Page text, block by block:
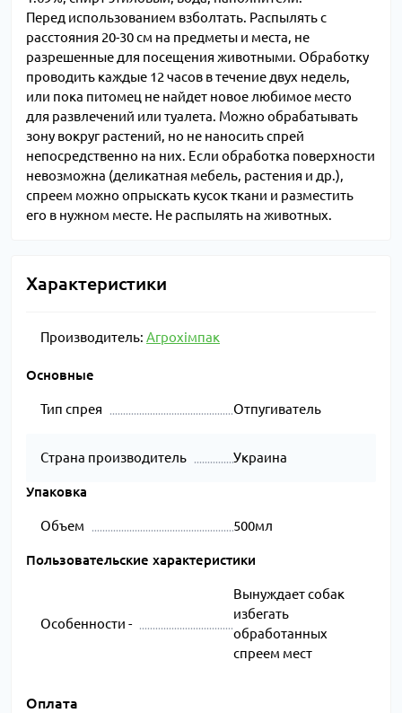
Перед использованием взболтать. Распылять с
расстояния 20-30 см на предметы и места, не
разрешенные для посещения животными. Обработку
проводить каждые 12 часов в течение двух недель,
или пока питомец не найдет новое любимое место
для развлечений или туалета. Можно обрабатывать
зону вокруг растений, но не наносить спрей
непосредственно на них. Если обработка поверхности
невозможна (деликатная мебель, растения и др.),
спреем можно опрыскать кусок ткани и разместить
его в нужном месте. Не распылять на животных.
Характеристики
Производитель: Агрохімпак
Основные
Тип спрея Отпугиватель
Страна производитель Украина
Упаковка
Объем 500мл
Пользовательские характеристики
Особенности -
Вынуждает собак
избегать
обработанных
спреем мест
Оплата